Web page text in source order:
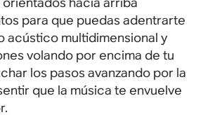
para que puedas adentrarte
acústico multidimensional y
volando por encima de tu
los pasos avanzando por la
que la música te envuelve